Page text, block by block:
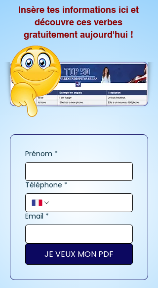
Insère tes informations ici et
découvre ces verbes
gratuitement aujourd'hui !
Prénom *
Téléphone *
Email *
JE VEUX MON PDF